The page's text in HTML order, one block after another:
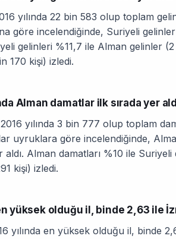
yılında 22 bin 583 olup toplam
göre incelendiğinde, Suriyeli
gelinleri %11,7 ile Alman gelinler
170 kişi) izledi.
Alman damatlar ilk sırada yer
2016 yılında 3 bin 777 olup toplam
uyruklara göre incelendiğinde,
aldı. Alman damatları %10 ile
kişi) izledi.
yüksek olduğu il, binde 2,63 ile
yılında en yüksek olduğu il, binde